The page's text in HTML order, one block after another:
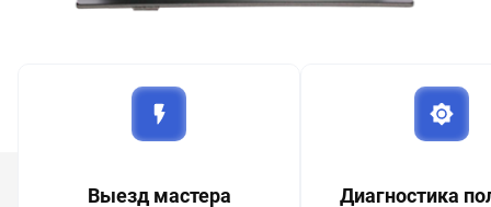
Выезд мастера Диагностика